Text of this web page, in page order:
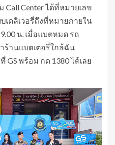
Call Center ได้ที่หมายเลข
เดลิเวอรี่ถึงที่หมายภายใน
น. เมื่อแบตหมด รถ
ร้านแบตเตอรี่ใกล้ฉัน
GS พร้อม กด 1380 ได้เลย